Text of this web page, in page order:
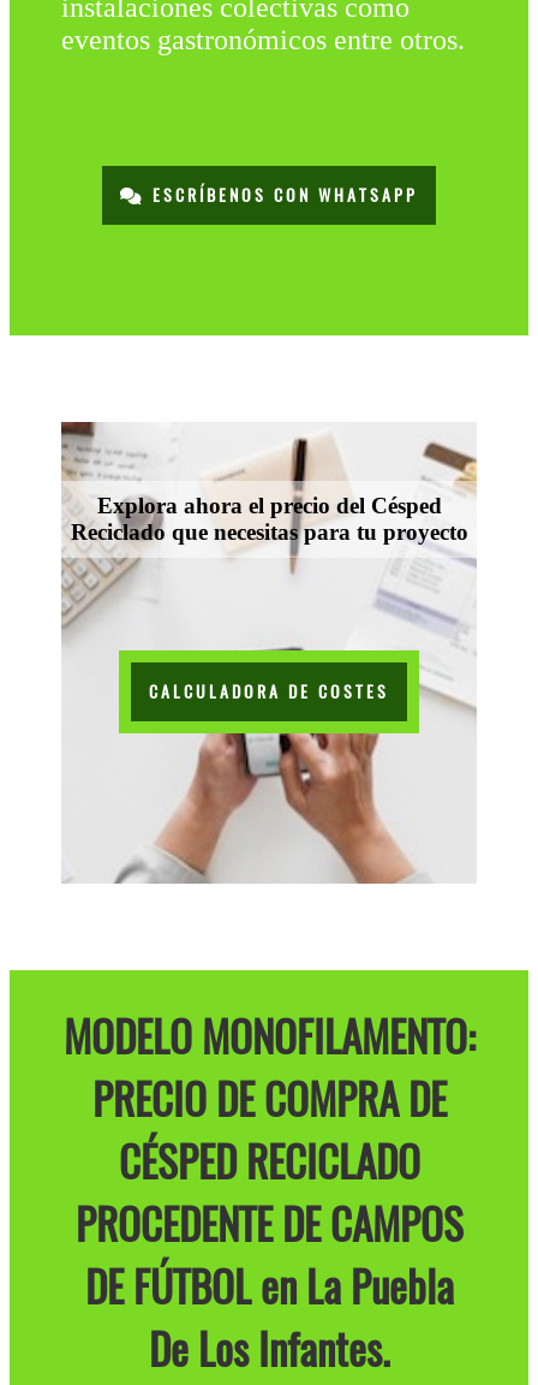
instalaciones colectivas como
eventos gastronómicos entre otros.
ESCRÍBENOS CON WHATSAPP
Explora ahora el precio del Césped
Reciclado que necesitas para tu proyecto
CALCULADORA DE COSTES
MODELO MONOFILAMENTO:
PRECIO DE COMPRA DE
CÉSPED RECICLADO
PROCEDENTE DE CAMPOS
DE FÚTBOL en La Puebla
De Los Infantes.